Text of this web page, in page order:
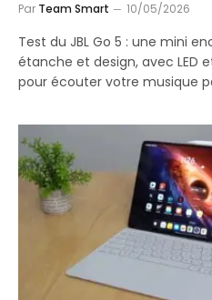
Par Team Smart 10/05/2026
Test du JBL Go 5 : une mini
étanche et design, avec LED
pour écouter votre musique